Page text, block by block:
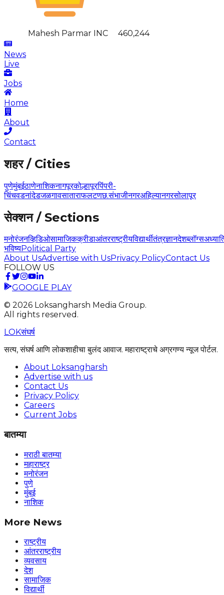
Mahesh Parmar INC 460,244
News
Live
Jobs
Home
About
Contact
शहर / Cities
पुणेमुंबईठाणेनाशिकनागपूरकोल्हापूरपिंपरी-
चिंचवडनांदेडजळगावसाताराफलटणछ.संभाजीनगरअहिल्यानगरसोलापूर
सेक्शन / Sections
मनोरंजनव्हिडिओसामाजिकक्रीडाआंतरराष्ट्रीयविद्यार्थीतंत्रज्ञानदेशब्लॉग्स
भविष्यPolitical Party
About UsAdvertise with UsPrivacy PolicyContact Us
FOLLOW US
GOOGLE PLAY
© 2026 Loksangharsh Media Group.
All rights reserved.
LOKसंघर्ष
सत्य, संघर्ष आणि लोकशाहीचा बुलंद आवाज. महाराष्ट्राचे अग्रगण्य न्यूज पोर्टल.
About Loksangharsh
Advertise with us
Contact Us
Privacy Policy
Careers
Current Jobs
बातम्या
मराठी बातम्या
महाराष्ट्र
मनोरंजन
पुणे
मुंबई
नाशिक
More News
राष्ट्रीय
आंतरराष्ट्रीय
व्यवसाय
देश
सामाजिक
विद्यार्थी